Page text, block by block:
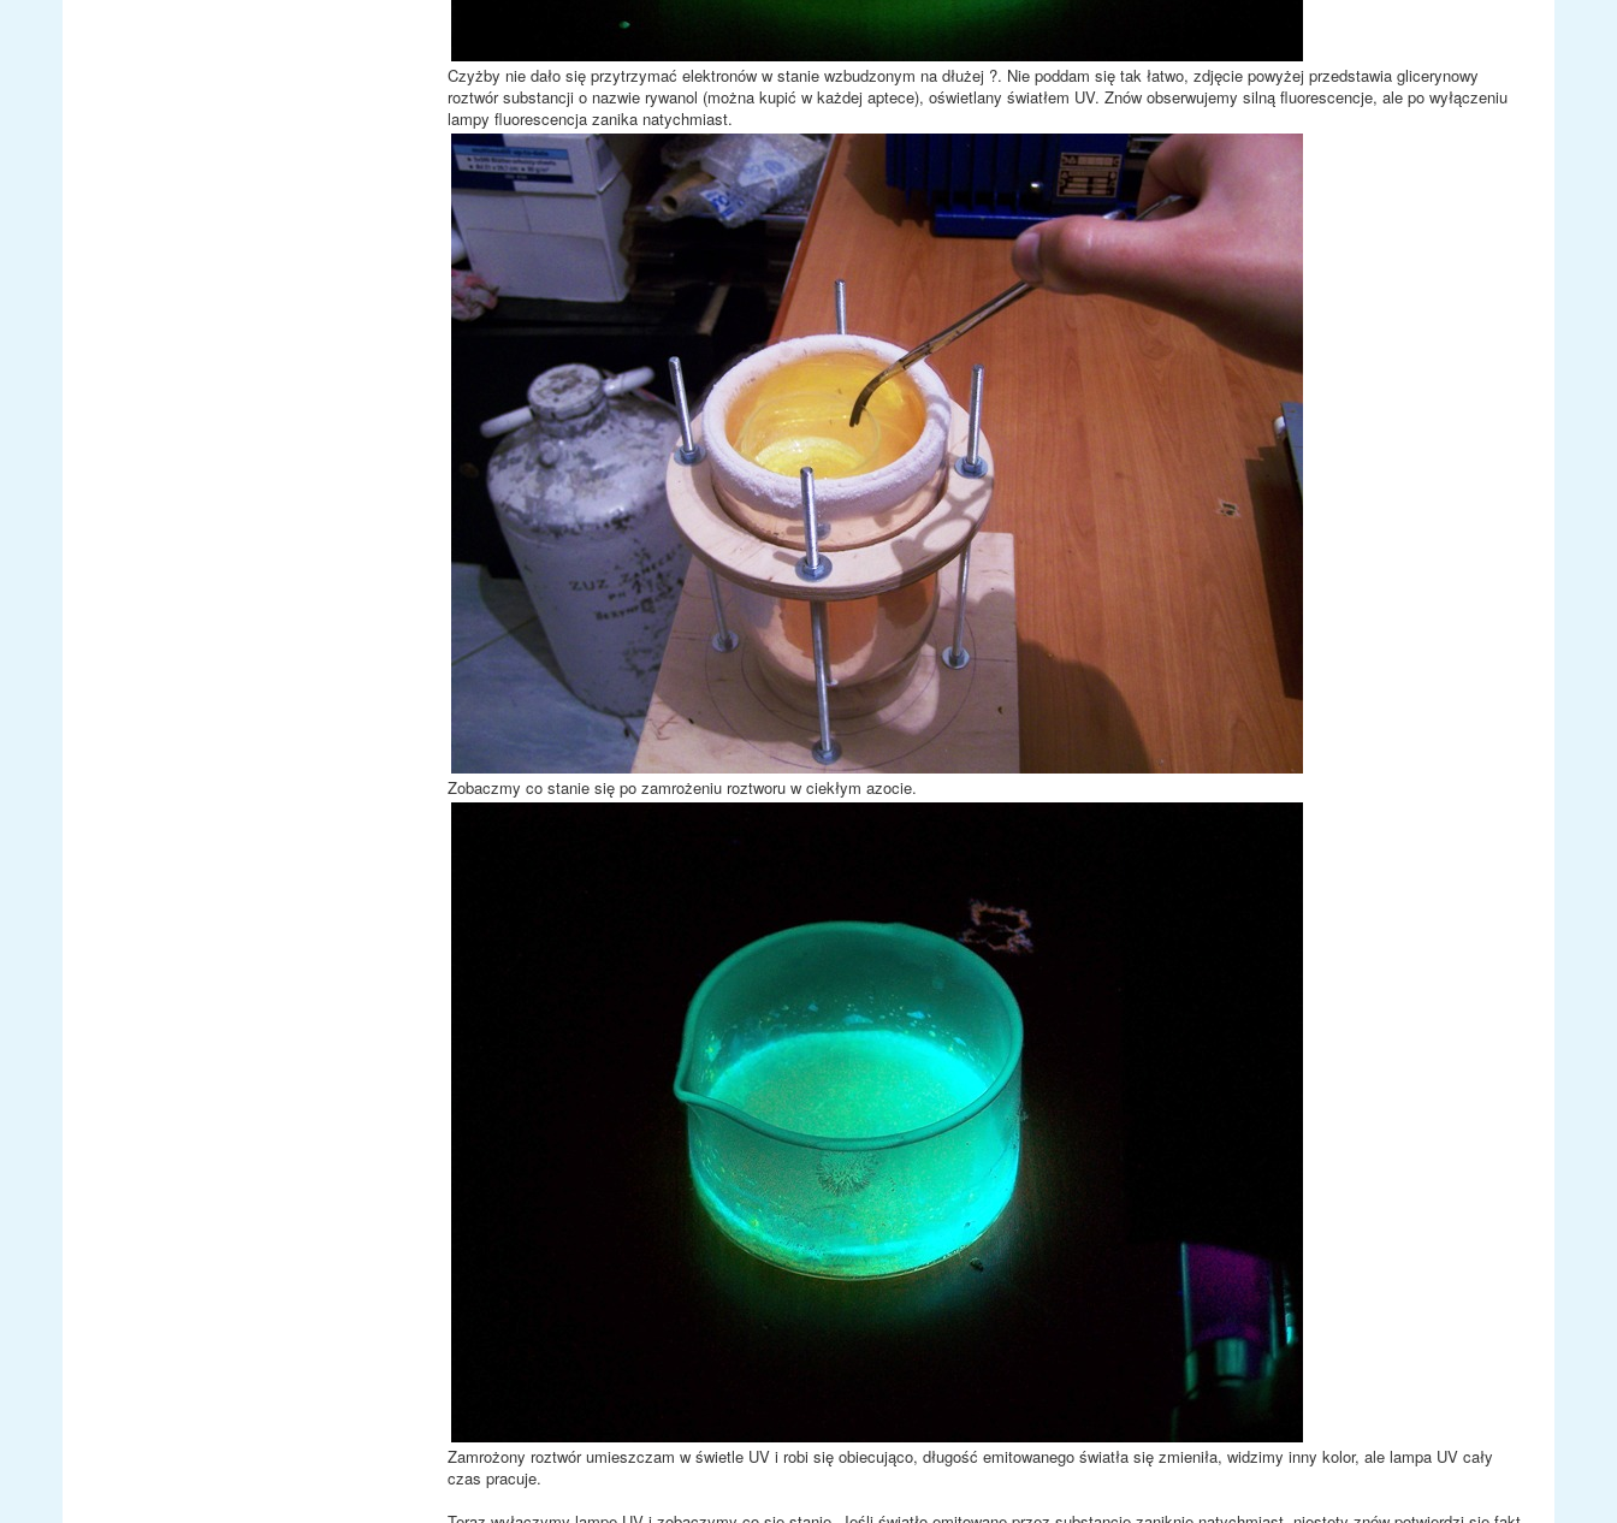
Czyżby nie dało się przytrzymać elektronów w stanie wzbudzonym na dłużej ?. Nie poddam się tak łatwo, zdjęcie powyżej przedstawia glicerynowy
roztwór substancji o nazwie rywanol (można kupić w każdej aptece), oświetlany światłem UV. Znów obserwujemy silną fluorescencje, ale po wyłączeniu
lampy fluorescencja zanika natychmiast.
Zobaczmy co stanie się po zamrożeniu roztworu w ciekłym azocie.
Zamrożony roztwór umieszczam w świetle UV i robi się obiecująco, długość emitowanego światła się zmieniła, widzimy inny kolor, ale lampa UV cały
czas pracuje.